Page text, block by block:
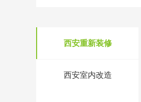
西安重新装修
西安室内改造